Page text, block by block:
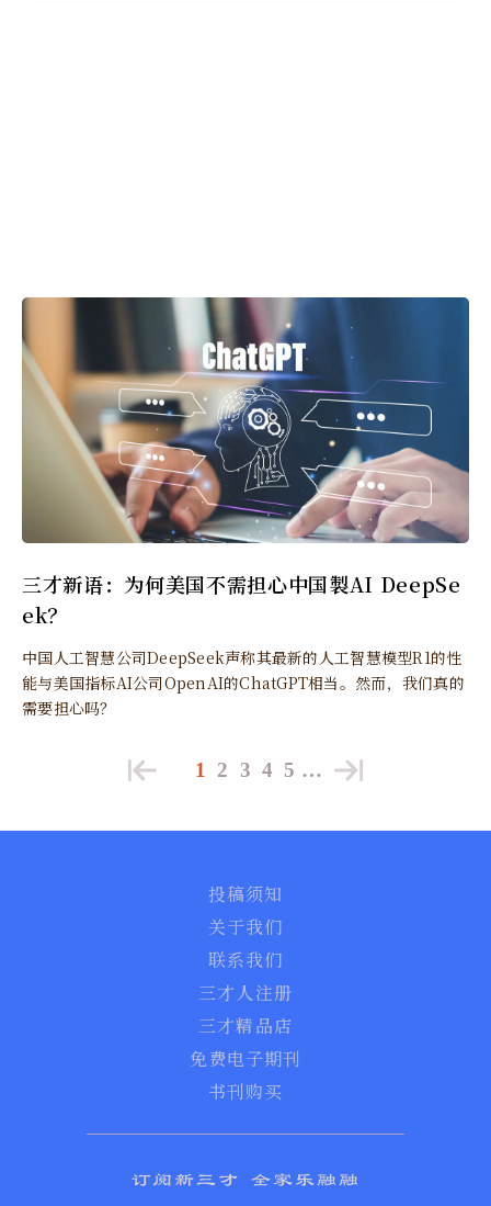
三才新语：为何美国不需担心中国製AI DeepSe
ek？
中国人工智慧公司DeepSeek声称其最新的人工智慧模型R1的性
能与美国指标AI公司OpenAI的ChatGPT相当。然而，我们真的
需要担心吗？
1 2 3 4 5 …
投稿须知
关于我们
联系我们
三才人注册
三才精品店
免费电子期刊
书刊购买
订阅新三才 全家乐融融